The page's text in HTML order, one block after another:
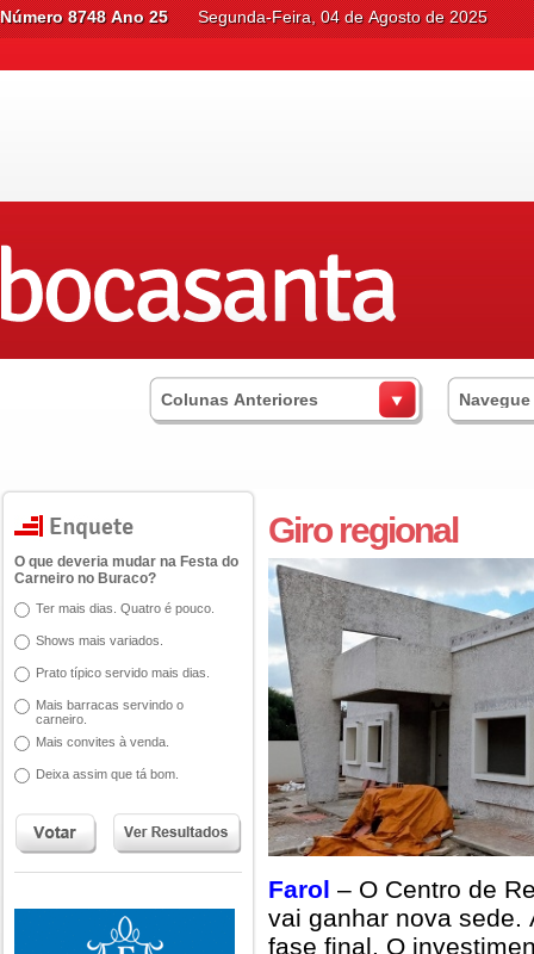
Número 8748 Ano 25 Segunda-Feira, 04 de Agosto de 2025
Colunas Anteriores
O que deveria mudar na Festa do
Carneiro no Buraco?
Ter mais dias. Quatro é pouco.
Shows mais variados.
Prato típico servido mais dias.
Mais barracas servindo o
carneiro.
Mais convites à venda.
Deixa assim que tá bom.
Giro regional
Farol – O Centro de
vai ganhar nova sede.
fase final. O